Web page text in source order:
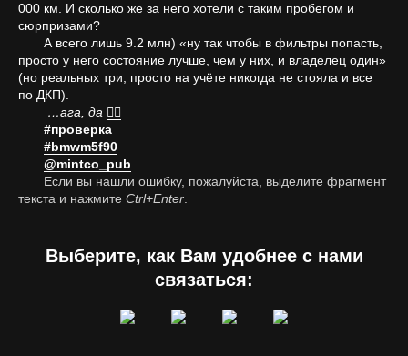
000 км. И сколько же за него хотели с таким пробегом и
сюрпризами?
А всего лишь 9.2 млн) «ну так чтобы в фильтры попасть,
просто у него состояние лучше, чем у них, и владелец один»
(но реальных три, просто на учёте никогда не стояла и все
по ДКП).
…ага, да 🤦‍♂️
#проверка
#bmwm5f90
@mintco_pub
Если вы нашли ошибку, пожалуйста, выделите фрагмент
текста и нажмите Ctrl+Enter
Выберите, как Вам удобнее с нами
связаться: